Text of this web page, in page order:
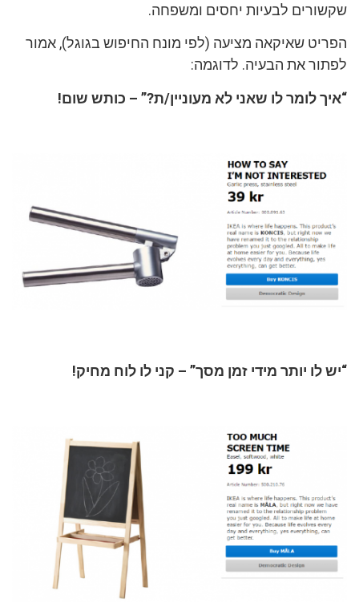
שקשורים לבעיות יחסים ומשפחה.
הפריט שאיקאה מציעה (לפי מונח החיפוש בגוגל), אמור
לפתור את הבעיה. לדוגמה:
“איך לומר לו שאני לא מעוניין/ת?” – כותש שום!
“יש לו יותר מידי זמן מסך” – קני לו לוח מחיק!